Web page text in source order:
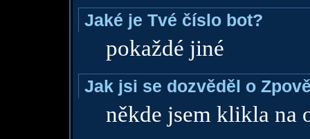
Jaké je Tvé číslo bot?
pokaždé jiné
Jak jsi se dozvěděl o
někde jsem klikla na